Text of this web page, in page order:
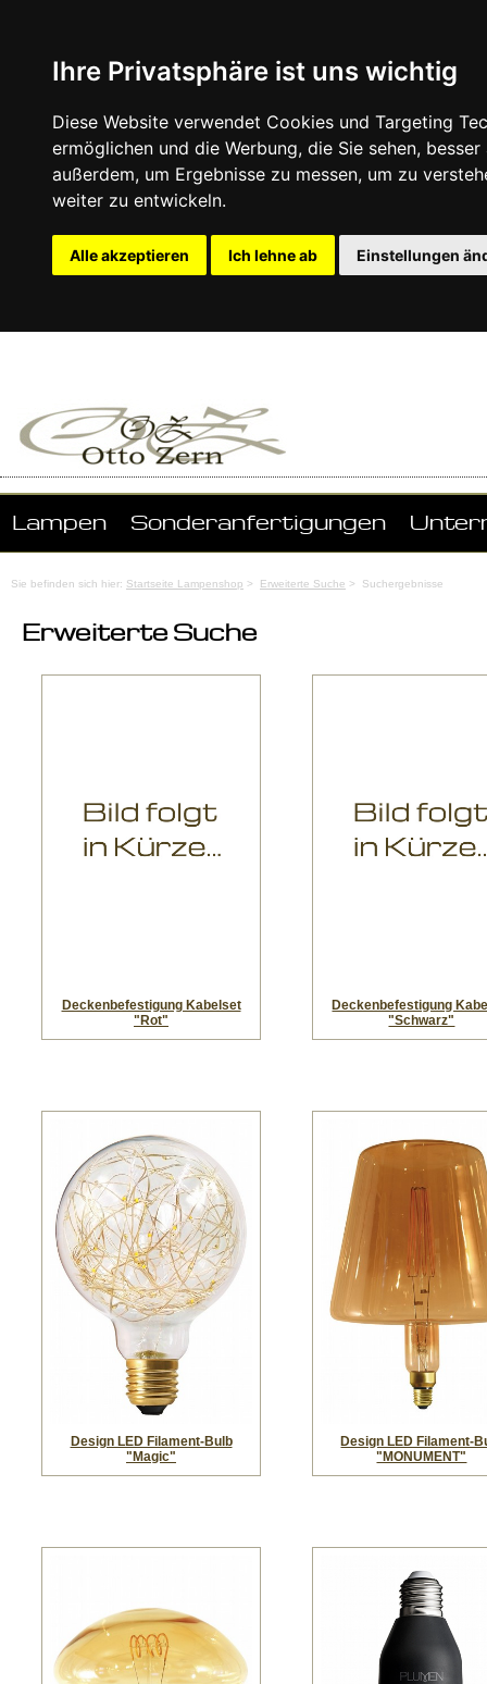
Ihre Privatsphäre ist uns wichtig
Diese Website verwendet Cookies und Targeting
ermöglichen und die Werbung, die Sie sehen,
außerdem, um Ergebnisse zu messen, um zu
weiter zu entwickeln.
Alle akzeptieren Ich lehne ab Einstellungen
Lampen Sonderanfertigungen
Sie befinden sich hier: Startseite Lampenshop > Erweiterte Suche > Suchergebnisse
Erweiterte Suche
Deckenbefestigung Kabelset
"Rot"
Deckenbefestigung
"Schwarz"
Design LED Filament-Bulb
"Magic"
Design LED Filament-
"MONUMENT"